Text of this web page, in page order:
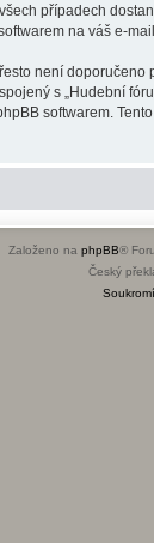
případech
na váš e-mail.
není
s „Hudební
softwarem.
Založeno na phpBB®
Český
Soukromí